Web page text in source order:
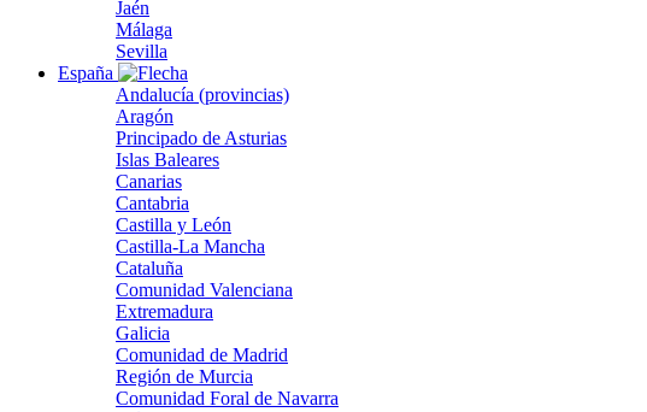
Jaén
Málaga
Sevilla
España
Andalucía (provincias)
Aragón
Principado de Asturias
Islas Baleares
Canarias
Cantabria
Castilla y León
Castilla-La Mancha
Cataluña
Comunidad Valenciana
Extremadura
Galicia
Comunidad de Madrid
Región de Murcia
Comunidad Foral de Navarra